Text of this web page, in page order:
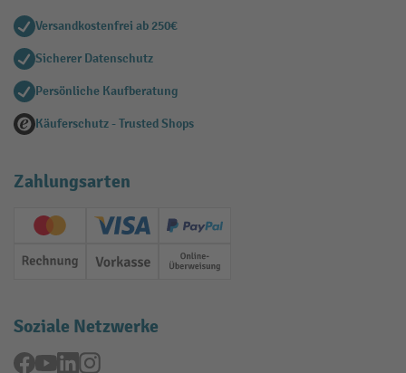
Versandkostenfrei ab 250€
Sicherer Datenschutz
Persönliche Kaufberatung
Käuferschutz - Trusted Shops
Zahlungsarten
Creditcard (Master)Creditcard (Visa)
PayPal
Rechnung Vorkasse Online-Überweisung
Soziale Netzwerke
Facebook
YouTubeLinkedInInstagram